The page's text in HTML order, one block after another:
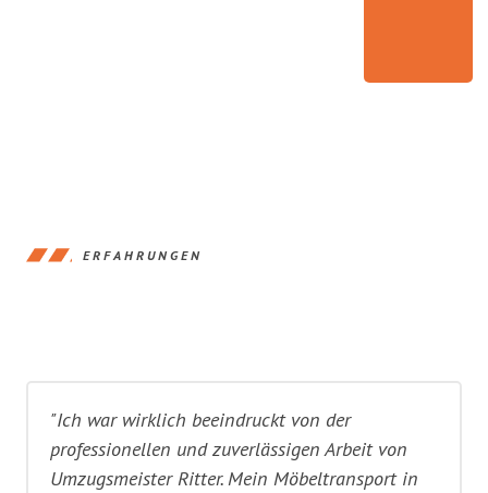
ERFAHRUNGEN
"Ich war wirklich beeindruckt von der
professionellen und zuverlässigen Arbeit von
Umzugsmeister Ritter. Mein Möbeltransport in